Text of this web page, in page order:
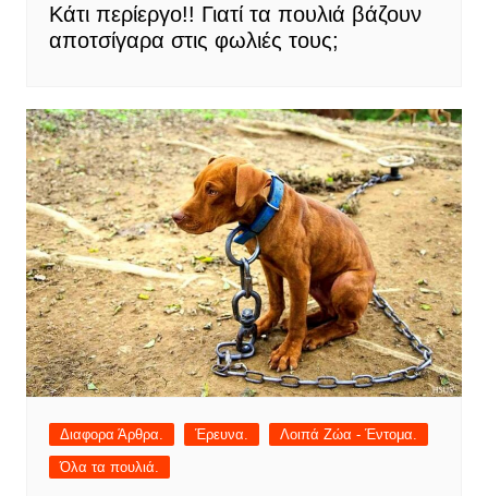
Κάτι περίεργο!! Γιατί τα πουλιά βάζουν
αποτσίγαρα στις φωλιές τους;
Διαφορα Άρθρα. Έρευνα.
Λοιπά Ζώα - Έντομα.
Όλα τα πουλιά.